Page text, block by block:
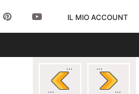
IL MIO ACCOUNT